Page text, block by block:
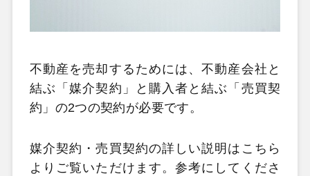
不動産を売却するためには、不動産会社と
結ぶ「媒介契約」と購入者と結ぶ「売買契
約」の2つの契約が必要です。
媒介契約・売買契約の詳しい説明はこちら
よりご覧いただけます。参考にしてくださ